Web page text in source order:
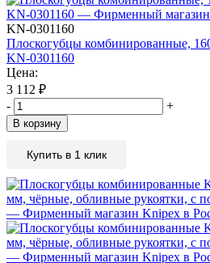
KN-0301160
Плоскогубцы комбинированные,
KN-0301160
Цена:
3 112 ₽
-
+
В корзину
Купить в 1 клик